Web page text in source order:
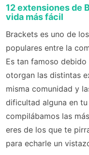
12 extensiones de
vida más fácil
Brackets es uno de
populares entre la
Es tan famoso
otorgan las distintas
misma comunidad y
dificultad alguna en
compilábamos las
eres de los que te
para echarle un